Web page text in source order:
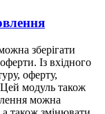
зберігати
Із вхідного
оферту,
модуль також
можна